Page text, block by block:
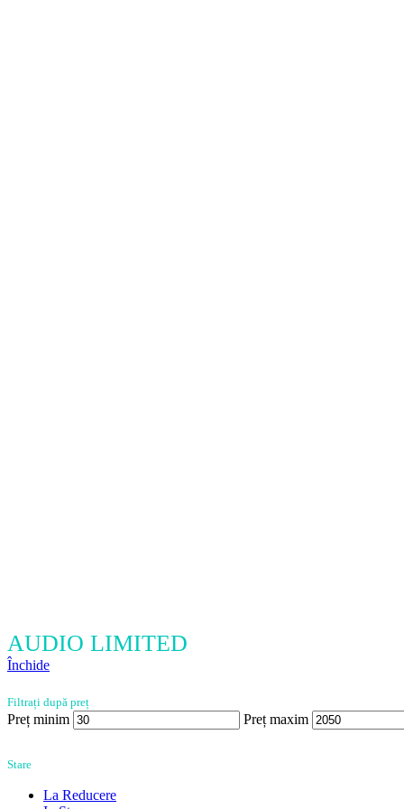
AUDIO LIMITED
Închide
Filtrați după preț
Preț minim Preț maxim
Stare
La Reducere